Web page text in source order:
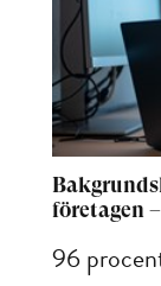
företagen
96